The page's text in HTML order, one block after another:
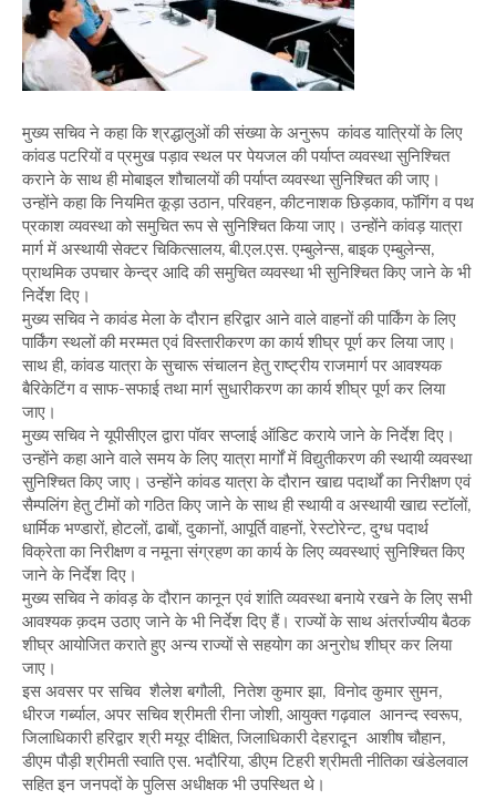
मुख्य सचिव ने कहा कि श्रद्धालुओं की संख्या के अनुरूप कांवड यात्रियों के लिए
कांवड पटरियों व प्रमुख पड़ाव स्थल पर पेयजल की पर्याप्त व्यवस्था सुनिश्चित
कराने के साथ ही मोबाइल शौचालयों की पर्याप्त व्यवस्था सुनिश्चित की जाए।
उन्होंने कहा कि नियमित कूड़ा उठान, परिवहन, कीटनाशक छिड़काव, फॉगिंग व पथ
प्रकाश व्यवस्था को समुचित रूप से सुनिश्चित किया जाए। उन्होंने कांवड़ यात्रा
मार्ग में अस्थायी सेक्टर चिकित्सालय, बी.एल.एस. एम्बुलेन्स, बाइक एम्बुलेन्स,
प्राथमिक उपचार केन्द्र आदि की समुचित व्यवस्था भी सुनिश्चित किए जाने के भी
निर्देश दिए।
मुख्य सचिव ने कावंड मेला के दौरान हरिद्वार आने वाले वाहनों की पार्किंग के लिए
पार्किंग स्थलों की मरम्मत एवं विस्तारीकरण का कार्य शीघ्र पूर्ण कर लिया जाए।
साथ ही, कांवड यात्रा के सुचारू संचालन हेतु राष्ट्रीय राजमार्ग पर आवश्यक
बैरिकेटिंग व साफ-सफाई तथा मार्ग सुधारीकरण का कार्य शीघ्र पूर्ण कर लिया
जाए।
मुख्य सचिव ने यूपीसीएल द्वारा पॉवर सप्लाई ऑडिट कराये जाने के निर्देश दिए।
उन्होंने कहा आने वाले समय के लिए यात्रा मार्गों में विद्युतीकरण की स्थायी व्यवस्था
सुनिश्चित किए जाए। उन्होंने कांवड यात्रा के दौरान खाद्य पदार्थों का निरीक्षण एवं
सैम्पलिंग हेतु टीमों को गठित किए जाने के साथ ही स्थायी व अस्थायी खाद्य स्टॉलों,
धार्मिक भण्डारों, होटलों, ढाबों, दुकानों, आपूर्ति वाहनों, रेस्टोरेन्ट, दुग्ध पदार्थ
विक्रेता का निरीक्षण व नमूना संग्रहण का कार्य के लिए व्यवस्थाएं सुनिश्चित किए
जाने के निर्देश दिए।
मुख्य सचिव ने कांवड़ के दौरान कानून एवं शांति व्यवस्था बनाये रखने के लिए सभी
आवश्यक क़दम उठाए जाने के भी निर्देश दिए हैं। राज्यों के साथ अंतर्राज्यीय बैठक
शीघ्र आयोजित कराते हुए अन्य राज्यों से सहयोग का अनुरोध शीघ्र कर लिया
जाए।
इस अवसर पर सचिव शैलेश बगौली, नितेश कुमार झा, विनोद कुमार सुमन,
धीरज गर्ब्याल, अपर सचिव श्रीमती रीना जोशी, आयुक्त गढ़वाल आनन्द स्वरूप,
जिलाधिकारी हरिद्वार श्री मयूर दीक्षित, जिलाधिकारी देहरादून आशीष चौहान,
डीएम पौड़ी श्रीमती स्वाति एस. भदौरिया, डीएम टिहरी श्रीमती नीतिका खंडेलवाल
सहित इन जनपदों के पुलिस अधीक्षक भी उपस्थित थे।